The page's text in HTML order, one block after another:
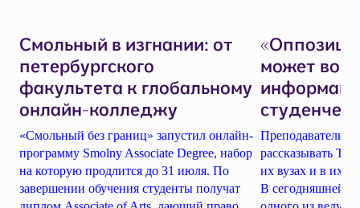
Смольный в изгнании: от
петербургского
факультета к глобальному
онлайн-колледжу
«Смольный без границ» запустил онлайн-
программу Smolny Associate Degree, набор
на которую продлится до 31 июля. По
завершении обучения студенты получат
может
Преподаватели
рассказывать T-
их вузах и в их
В сегодняшней